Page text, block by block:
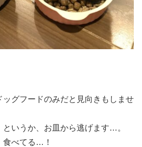
ッグフードのみだと見向きもしませ
いうか、お皿から逃げます…。
食べてる…！